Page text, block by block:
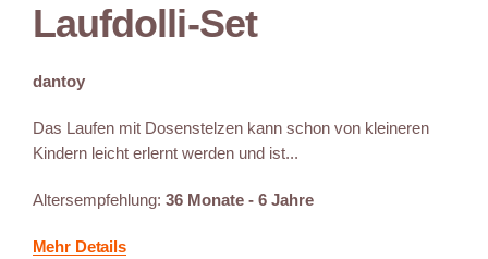
Laufdolli-Set
dantoy
Das Laufen mit Dosenstelzen kann schon von kleineren
Kindern leicht erlernt werden und ist...
Altersempfehlung: 36 Monate - 6 Jahre
Mehr Details